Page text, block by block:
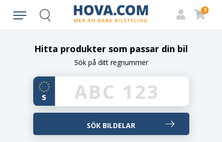
Search
0
Hitta produkter som passar din bil
Sök på ditt regnummer